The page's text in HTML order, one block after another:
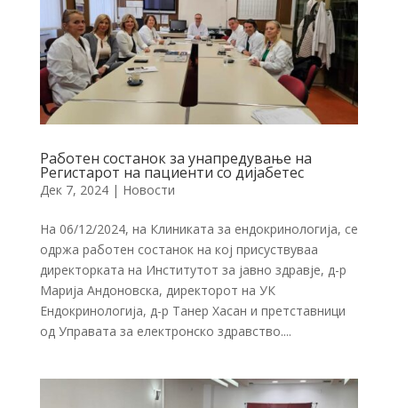
Работен состанок за унапредување на
Регистарот на пациенти со дијабетес
Дек 7, 2024| Новости
На 06/12/2024, на Клиниката за ендокринологија, се
одржа работен состанок на кој присуствуваа
директорката на Институтот за јавно здравје, д-р
Марија Андоновска, директорот на УК
Ендокринологија, д-р Танер Хасан и претставници
од Управата за електронско здравство....